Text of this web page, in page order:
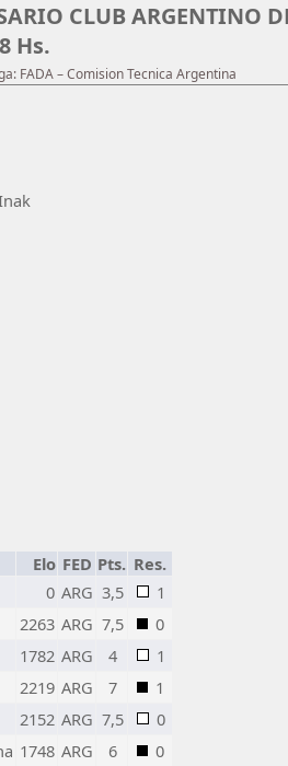
CLUB ARGENTINO
Hs.
FADA – Comision Tecnica Argentina
Elo FED Pts. Res.
0 ARG 3,5
1
2263 ARG 7,5
0
1782 ARG 4
1
2219 ARG 7
1
2152 ARG 7,5
0
1748 ARG 6 0